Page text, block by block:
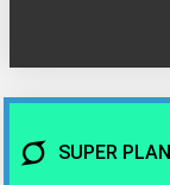
SUPER